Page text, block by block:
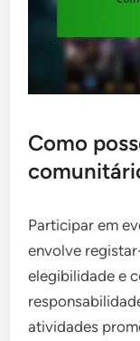
Como
Participar em
envolve
elegibilidade e
atividades